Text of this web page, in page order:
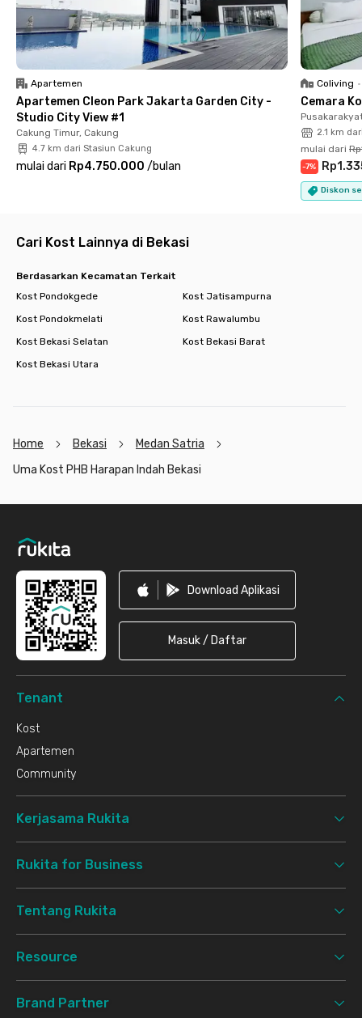
Apartemen
Apartemen Cleon Park Jakarta Garden City -
Studio City View #1
Cakung Timur, Cakung
4.7 km dari Stasiun Cakung
mulai dari Rp4.750.000 /bulan
Coliving •
Cemara
2.1 km
mulai dari
-7%
Diskon
Cari Kost Lainnya di Bekasi
Berdasarkan Kecamatan Terkait
Kost Pondokgede
Kost Jatisampurna
Kost Pondokmelati
Kost Rawalumbu
Kost Bekasi Selatan
Kost Bekasi Barat
Kost Bekasi Utara
Home Bekasi
Medan Satria
Uma Kost PHB Harapan Indah Bekasi
Download Aplikasi
Masuk / Daftar
Tenant
Kost
Apartemen
Community
Kerjasama Rukita
Rukita for Business
Tentang Rukita
Resource
Brand Partner